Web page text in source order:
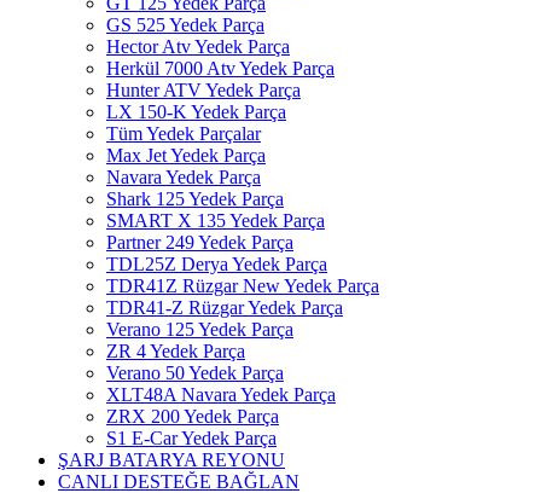
GS 525 Yedek Parça
Hector Atv Yedek Parça
Herkül 7000 Atv Yedek Parça
Hunter ATV Yedek Parça
LX 150-K Yedek Parça
Tüm Yedek Parçalar
Max Jet Yedek Parça
Navara Yedek Parça
Shark 125 Yedek Parça
SMART X 135 Yedek Parça
Partner 249 Yedek Parça
TDL25Z Derya Yedek Parça
TDR41Z Rüzgar New Yedek Parça
TDR41-Z Rüzgar Yedek Parça
Verano 125 Yedek Parça
ZR 4 Yedek Parça
Verano 50 Yedek Parça
XLT48A Navara Yedek Parça
ZRX 200 Yedek Parça
S1 E-Car Yedek Parça
ŞARJ BATARYA REYONU
CANLI DESTEĞE BAĞLAN